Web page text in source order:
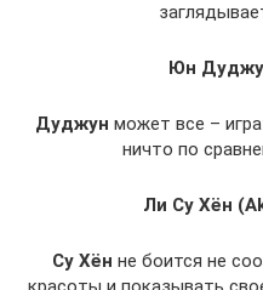
Юн
Дуджун может все –
ничто по
Ли Су Хён
Су Хён не боится не